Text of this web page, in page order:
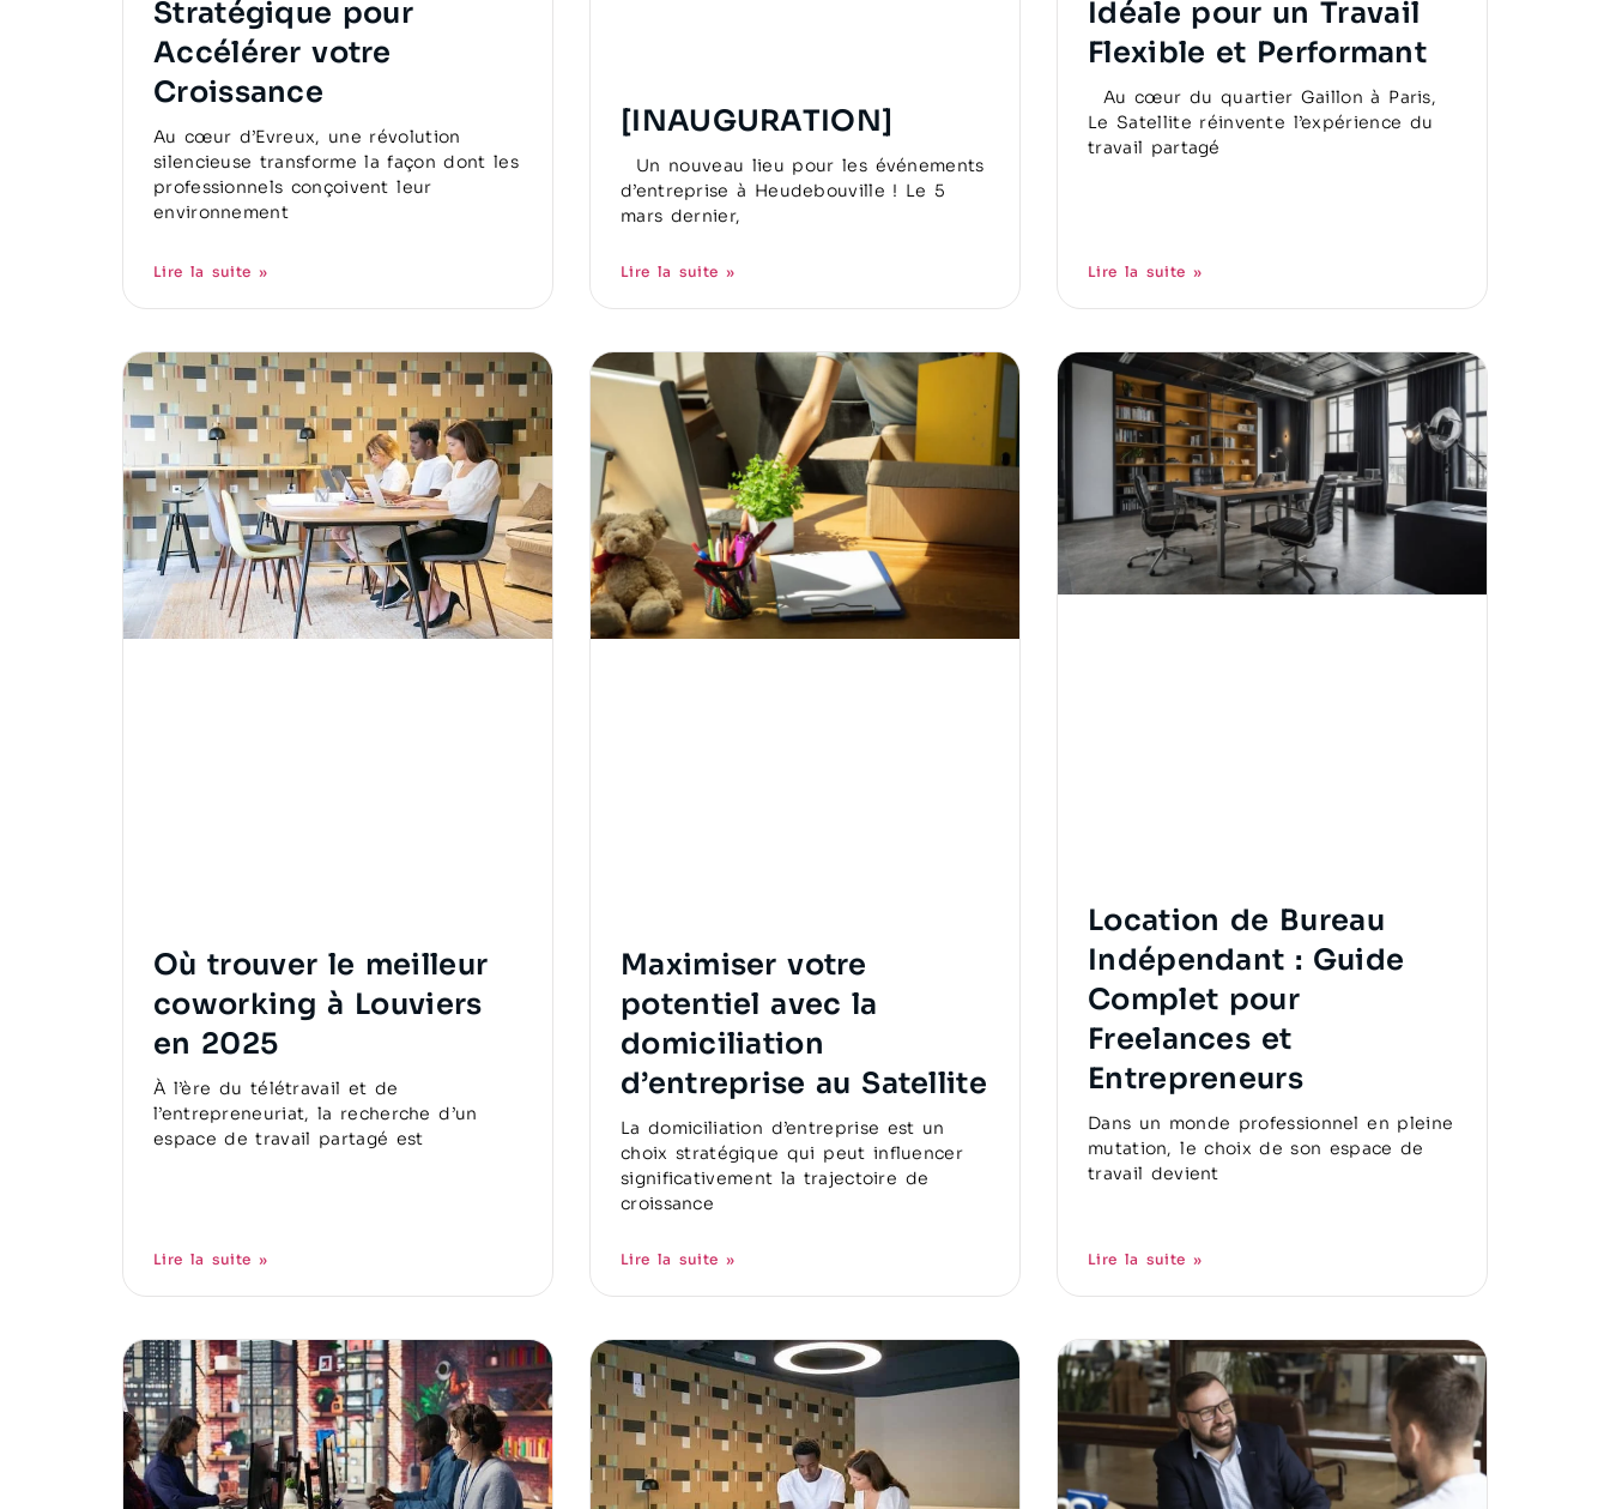
Stratégique pour
Accélérer votre
Croissance
Au cœur d’Evreux, une révolution
silencieuse transforme la façon dont les
professionnels conçoivent leur
environnement
Lire la suite »
[INAUGURATION]
Un nouveau lieu pour les événements
d’entreprise à Heudebouville ! Le 5
mars dernier,
Lire la suite »
Idéale pour un Travail
Flexible et Performant
Au cœur du quartier Gaillon à Paris,
Le Satellite réinvente l’expérience du
travail partagé
Lire la suite »
Où trouver le meilleur
coworking à Louviers
en 2025
À l’ère du télétravail et de
l’entrepreneuriat, la recherche d’un
espace de travail partagé est
Lire la suite »
Maximiser votre
potentiel avec la
domiciliation
d’entreprise au Satellite
La domiciliation d’entreprise est un
choix stratégique qui peut influencer
significativement la trajectoire de
croissance
Lire la suite »
Location de Bureau
Indépendant : Guide
Complet pour
Freelances et
Entrepreneurs
Dans un monde professionnel en pleine
mutation, le choix de son espace de
travail devient
Lire la suite »